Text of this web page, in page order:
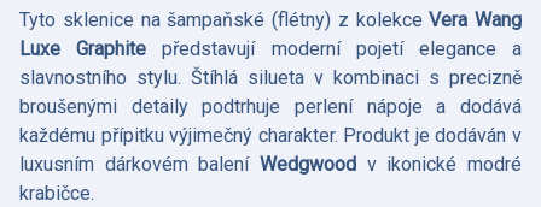
Tyto sklenice na šampaňské (flétny) z kolekceVera Wang
Luxe Graphite představují moderní pojetí elegance a
slavnostního stylu. Štíhlá silueta v kombinaci s precizně
broušenými detaily podtrhuje perlení nápoje a dodává
každému přípitku výjimečný charakter. Produkt je dodáván v
luxusním dárkovém balení Wedgwood v ikonické modré
krabičce.